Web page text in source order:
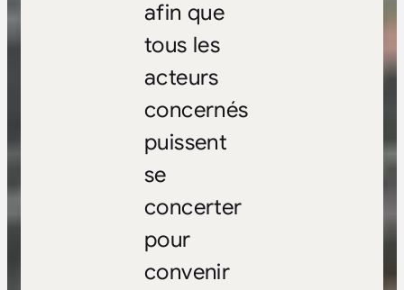
afin que
tous les
acteurs
concernés
puissent
se
concerter
pour
convenir